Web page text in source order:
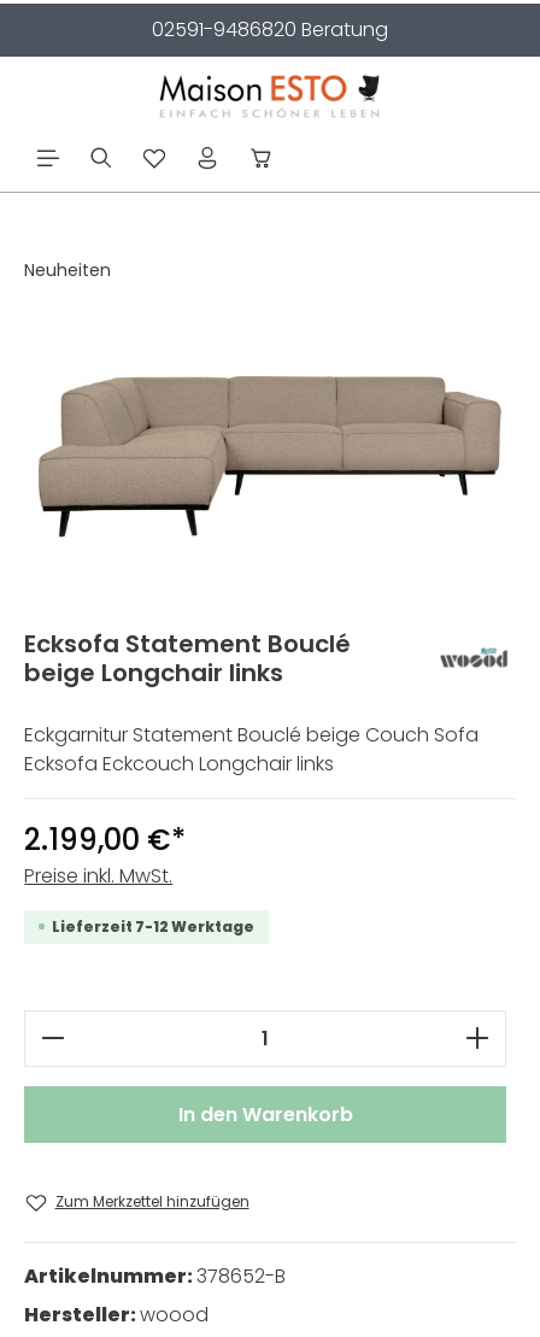
02591-9486820 Beratung
Neuheiten
Ecksofa Statement Bouclé
beige Longchair links
Eckgarnitur Statement Bouclé beige Couch Sofa
Ecksofa Eckcouch Longchair links
2.199,00 €*
Preise inkl. MwSt.
Lieferzeit 7-12 Werktage
Produkt Anzahl: Gib den
In den Warenkorb
Zum Merkzettel hinzufügen
Artikelnummer:378652-B
Hersteller:woood